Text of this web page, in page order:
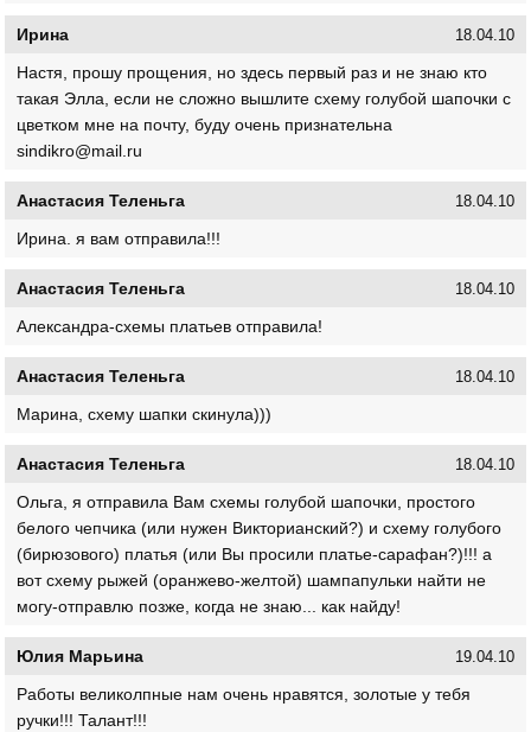
Ирина 18.04.10
Настя, прошу прощения, но здесь первый раз и не знаю кто
такая Элла, если не сложно вышлите схему голубой шапочки с
цветком мне на почту, буду очень признательна
sindikro@mail.ru
Анастасия Теленьга 18.04.10
Ирина. я вам отправила!!!
Анастасия Теленьга 18.04.10
Александра-схемы платьев отправила!
Анастасия Теленьга 18.04.10
Марина, схему шапки скинула)))
Анастасия Теленьга 18.04.10
Ольга, я отправила Вам схемы голубой шапочки, простого
белого чепчика (или нужен Викторианский?) и схему голубого
(бирюзового) платья (или Вы просили платье-сарафан?)!!! а
вот схему рыжей (оранжево-желтой) шампапульки найти не
могу-отправлю позже, когда не знаю... как найду!
Юлия Марьина 19.04.10
Работы великолпные нам очень нравятся, золотые у тебя
ручки!!! Талант!!!